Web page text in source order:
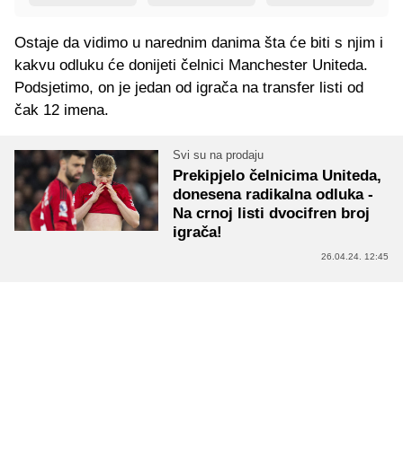
Ostaje da vidimo u narednim danima šta će biti s njim i
kakvu odluku će donijeti čelnici Manchester Uniteda.
Podsjetimo, on je jedan od igrača na transfer listi od
čak 12 imena.
Svi su na prodaju
Prekipjelo čelnicima Uniteda,
donesena radikalna odluka -
Na crnoj listi dvocifren broj
igrača!
26.04.24. 12:45